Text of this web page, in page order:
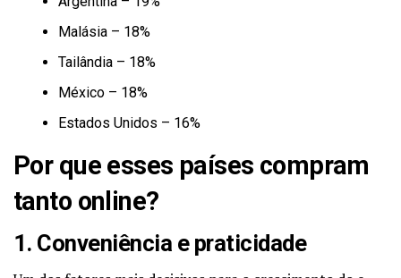
Malásia – 18%
Tailândia – 18%
México – 18%
Estados Unidos – 16%
Por que esses países compram
tanto online?
1. Conveniência e praticidade